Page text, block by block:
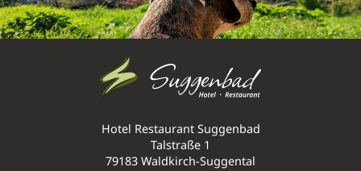
Hotel Restaurant Suggenbad
Talstraße 1
79183 Waldkirch-Suggental